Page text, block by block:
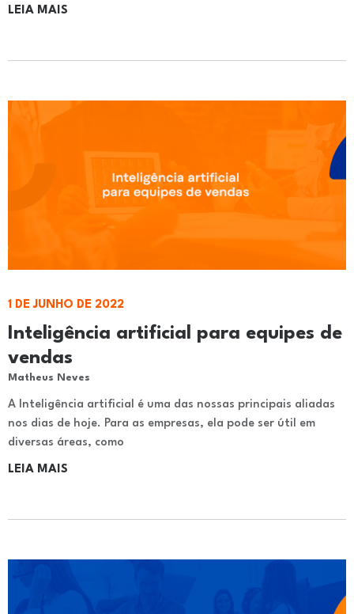
LEIA MAIS
Inteligência artificial para equipes de
vendas
Matheus Neves
1 DE JUNHO DE 2022
A Inteligência artificial é uma das nossas principais aliadas
nos dias de hoje. Para as empresas, ela pode ser útil em
diversas áreas, como
LEIA MAIS